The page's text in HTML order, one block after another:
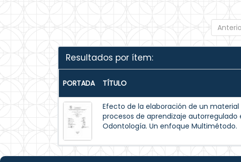
Resultados por ítem:
PORTADA TÍTULO
Efecto de la elaboración de un
procesos de aprendizaje autorregulado
Odontología. Un enfoque Multimétodo.